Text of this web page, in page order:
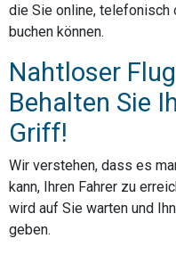
die Sie online, telefonisch
buchen können.
Nahtloser
Behalten Sie
Griff!
Wir verstehen, dass es
kann, Ihren Fahrer zu
wird auf Sie warten und
geben.